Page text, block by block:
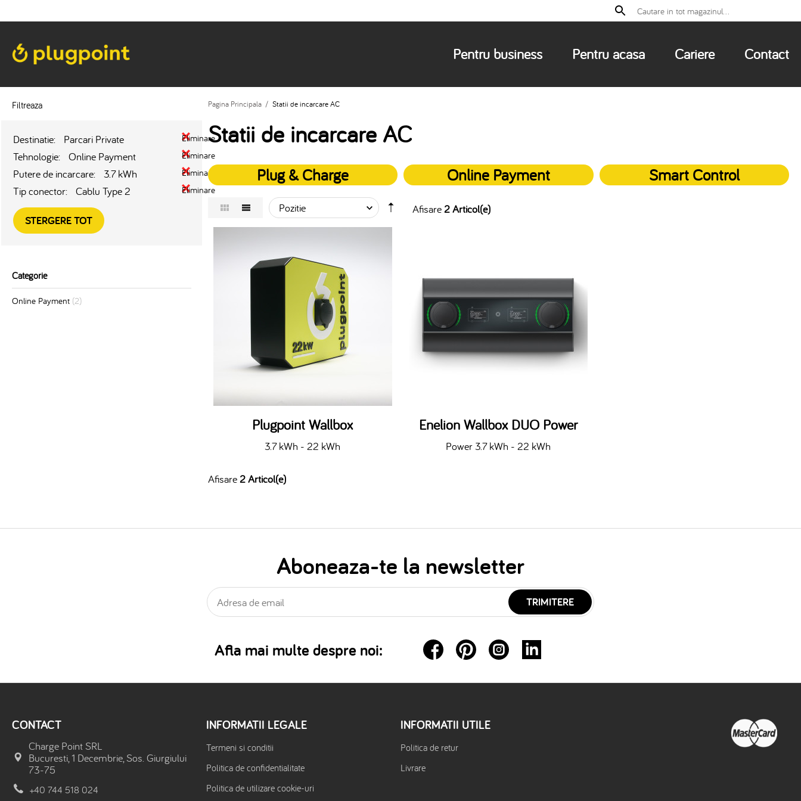
Pentru business Pentru acasa Cariere Contact
Filtreaza
Destinatie: Parcari Private Eliminare
Tehnologie: Online Payment Eliminare
Putere de incarcare: 3.7 kWh Eliminare
Tip conector: Cablu Type 2 Eliminare
STERGERE TOT
Categorie
Online Payment (2)
Pagina Principala / Statii de incarcare AC
Statii de incarcare AC
Plug & Charge Online Payment Smart Control
Afisare2 Articol(e)
Plugpoint Wallbox
3.7 kWh - 22 kWh
Enelion Wallbox DUO Power
Power 3.7 kWh - 22 kWh
Afisare2 Articol(e)
Aboneaza-te la newsletter
TRIMITERE
Afla mai multe despre noi:
CONTACT
Charge Point SRL
Bucuresti, 1 Decembrie, Sos. Giurgiului
73-75
+40 744 518 024
INFORMATII LEGALE
Termeni si conditii
Politica de confidentialitate
Politica de utilizare cookie-uri
INFORMATII UTILE
Politica de retur
Livrare